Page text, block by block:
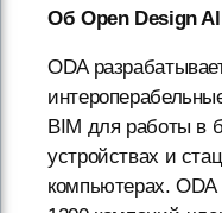
Об Open Design
ODA
BIM для работы в
устройствах и
компьютерах.